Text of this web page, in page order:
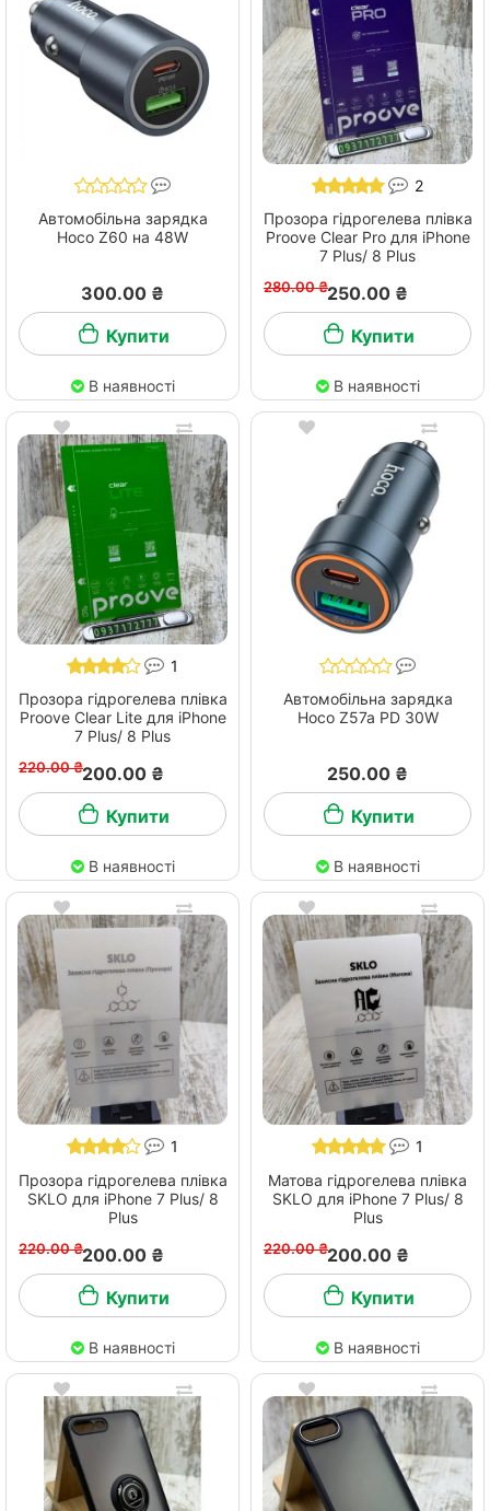
Автомобільна зарядка
Hoco Z60 на 48W
300.00 ₴
Купити
В наявності
2
Прозора гідрогелева плівка
Proove Clear Pro для iPhone
7 Plus/ 8 Plus
280.00 ₴250.00 ₴
Купити
В наявності
1
Прозора гідрогелева плівка
Proove Clear Lite для iPhone
7 Plus/ 8 Plus
220.00 ₴200.00 ₴
Купити
В наявності
Автомобільна зарядка
Hoco Z57a PD 30W
250.00 ₴
Купити
В наявності
1
Прозора гідрогелева плівка
SKLO для iPhone 7 Plus/ 8
Plus
220.00 ₴200.00 ₴
Купити
В наявності
1
Матова гідрогелева плівка
SKLO для iPhone 7 Plus/ 8
Plus
220.00 ₴200.00 ₴
Купити
В наявності